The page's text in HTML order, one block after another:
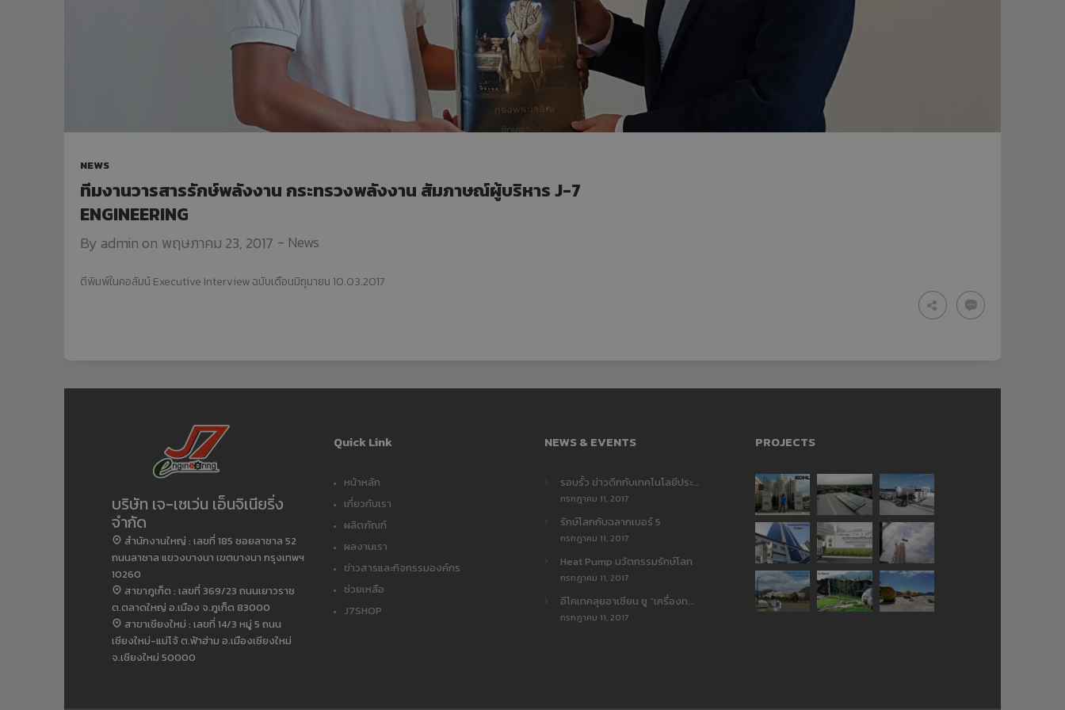
NEWS
ทีมงานวารสารรักษ์พลังงาน กระทรวงพลังงาน สัมภาษณ์ผู้บริหาร J-7
ENGINEERING
By admin on พฤษภาคม 23, 2017 - News
ตีพิมพ์ในคอลัมน์ Executive Interview ฉบับเดือนมิถุนายน 10.03.2017
บริษัท เจ-เซเว่น เอ็นจิเนียริ่ง
จำกัด
สำนักงานใหญ่ : เลขที่ 185 ซอยลาซาล 52
ถนนลาซาล แขวงบางนา เขตบางนา กรุงเทพฯ
10260
สาขาภูเก็ต : เลขที่ 369/23 ถนนเยาวราช
ต.ตลาดใหญ่ อ.เมือง จ.ภูเก็ต 83000
สาขาเชียงใหม่ : เลขที่ 14/3 หมู่ 5 ถนน
เชียงใหม่-แม่โจ้ ต.ฟ้าฮ่าม อ.เมืองเชียงใหม่
จ.เชียงใหม่ 50000
Quick Link
หน้าหลัก
เกี่ยวกับเรา
ผลิตภัณฑ์
ผลงานเรา
ข่าวสารและกิจกรรมองค์กร
ช่วยเหลือ
J7SHOP
NEWS & EVENTS
รอบรั้ว ข่าวดึกกับเทคโนโลยีประ...
กรกฎาคม 11, 2017
รักษ์โลกกับฉลากเบอร์ 5
กรกฎาคม 11, 2017
Heat Pump นวัตกรรมรักษ์โลก
กรกฎาคม 11, 2017
อีโคเทคลุยอาเซียน ชู “เครื่องท...
กรกฎาคม 11, 2017
PROJECTS